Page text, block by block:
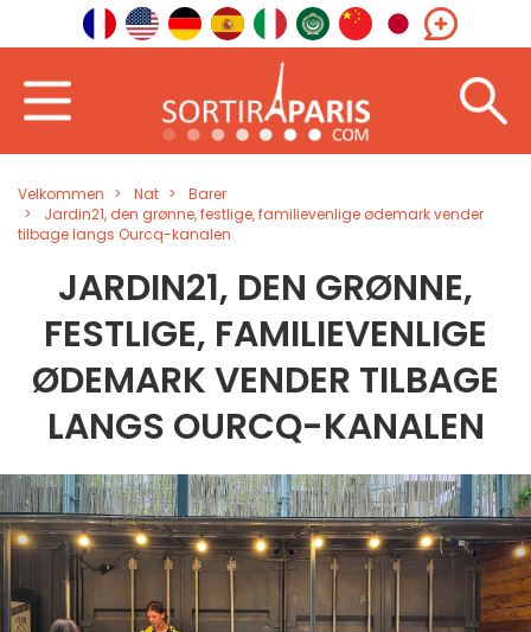
Velkommen Nat
Barer
Jardin21, den grønne, festlige, familievenlige ødemark vender
tilbage langs Ourcq-kanalen
JARDIN21, DEN GRØNNE,
FESTLIGE, FAMILIEVENLIGE
ØDEMARK VENDER TILBAGE
LANGS OURCQ-KANALEN